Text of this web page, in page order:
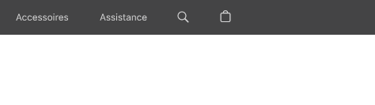
Accessoires Assistance